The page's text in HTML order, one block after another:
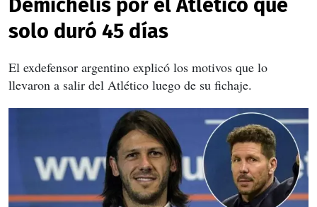
Demichelis por el Atlético que
solo duró 45 días
El exdefensor argentino explicó los motivos que lo
llevaron a salir del Atlético luego de su fichaje.